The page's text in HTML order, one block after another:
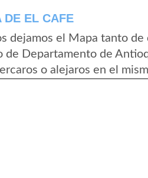
DE EL CAFE
dejamos el Mapa tanto de
de Departamento de
o alejaros en el